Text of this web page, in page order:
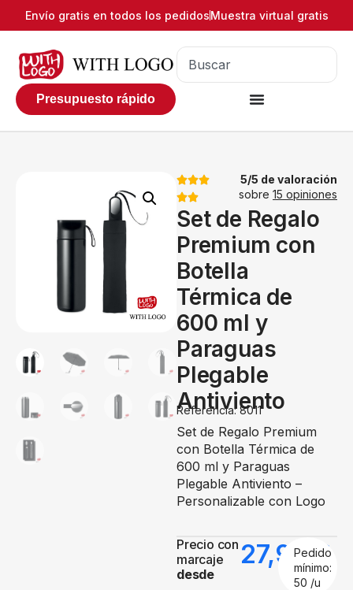
Envío gratis en todos los pedidosMuestra virtual gratis
Presupuesto rápido
5/5 de valoración
sobre 15 opiniones
Set de Regalo
Premium con
Botella
Térmica de
600 ml y
Paraguas
Plegable
Antiviento
Referencia: 8011
Set de Regalo Premium
con Botella Térmica de
600 ml y Paraguas
Plegable Antiviento –
Personalizable con Logo
Precio con
marcaje
desde
27,99€
Pedido
mínimo:
50 /u